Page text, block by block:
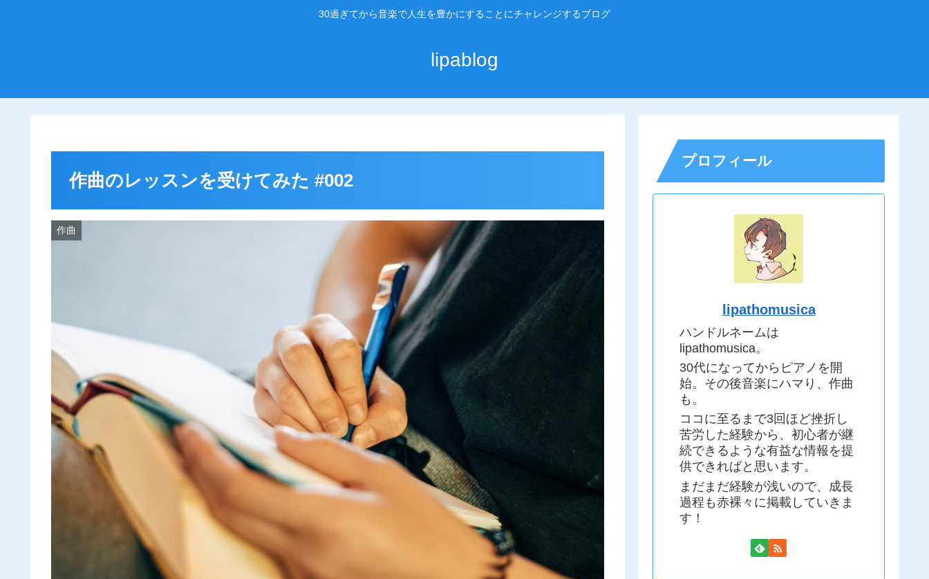
30過ぎてから音楽で人生を豊かにすることにチャレンジするブログ
lipablog
作曲のレッスンを受けてみた #002
作曲
プロフィール
lipathomusica
ハンドルネームは
lipathomusica。
30代になってからピアノを開
始。その後音楽にハマり、作曲
も。
ココに至るまで3回ほど挫折し
苦労した経験から、初心者が継
続できるような有益な情報を提
供できればと思います。
まだまだ経験が浅いので、成長
過程も赤裸々に掲載していきま
す！